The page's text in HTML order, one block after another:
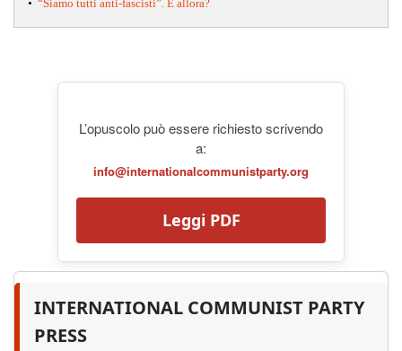
• “Siamo tutti anti-fascisti”. E allora?
L’opuscolo può essere richiesto scrivendo
a:
info@internationalcommunistparty.org
Leggi PDF
INTERNATIONAL COMMUNIST PARTY
PRESS